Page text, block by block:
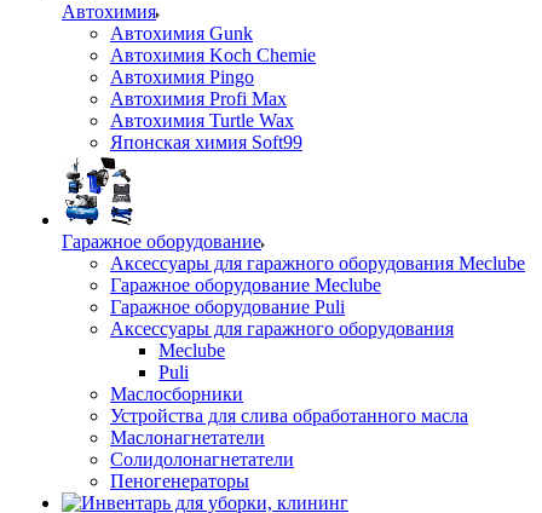
Автохимия
Автохимия Gunk
Автохимия Koch Chemie
Автохимия Pingo
Автохимия Profi Max
Автохимия Turtle Wax
Японская химия Soft99
Гаражное оборудование
Аксессуары для гаражного оборудования Meclube
Гаражное оборудование Meclube
Гаражное оборудование Puli
Аксессуары для гаражного оборудования
Meclube
Puli
Маслосборники
Устройства для слива обработанного масла
Маслонагнетатели
Солидолонагнетатели
Пеногенераторы